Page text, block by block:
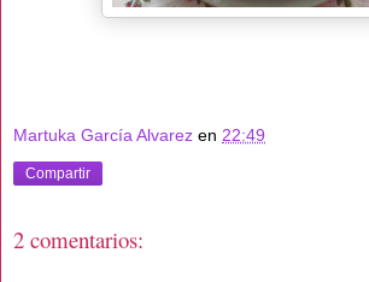
Martuka García Alvarez en 22:49
Compartir
2 comentarios: